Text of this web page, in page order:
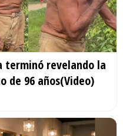
terminó revelando la
de 96 años(Video)